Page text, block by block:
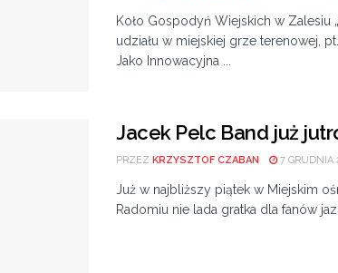
Koło Gospodyń Wiejskich w Zalesiu
udziału w miejskiej grze terenowej,
Jako Innowacyjna ...
Jacek Pelc Band już
PRZEZ KRZYSZTOF CZABAN 7 GRUDNIA
Już w najbliższy piątek w Miejskim
Radomiu nie lada gratka dla fanów